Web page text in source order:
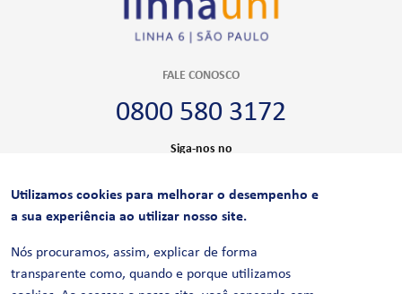
FALE CONOSCO
0800 580 3172
Siga-nos no
CERTIFICAÇÕES
Utilizamos cookies para melhorar o desempenho e
a sua experiência ao utilizar nosso site.
Nós procuramos, assim, explicar de forma
transparente como, quando e porque utilizamos